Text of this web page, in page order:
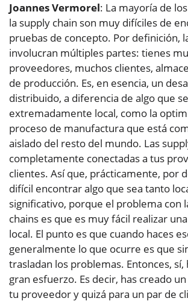
Joannes Vermorel: La mayoría de
la supply chain son muy difíciles de
pruebas de concepto. Por definición,
involucran múltiples partes: tienes
proveedores, muchos clientes,
de producción. Es, en esencia, un
distribuido, a diferencia de algo que
extremadamente local, como la
proceso de manufactura que está
aislado del resto del mundo. Las
completamente conectadas a tus
clientes. Así que, prácticamente, por
difícil encontrar algo que sea tanto
significativo, porque el problema con
chains es que es muy fácil realizar
local. El punto es que cuando haces
generalmente lo que ocurre es que
trasladan los problemas. Entonces, sí,
gran esfuerzo. Es decir, has creado
tu proveedor y quizá para un par de